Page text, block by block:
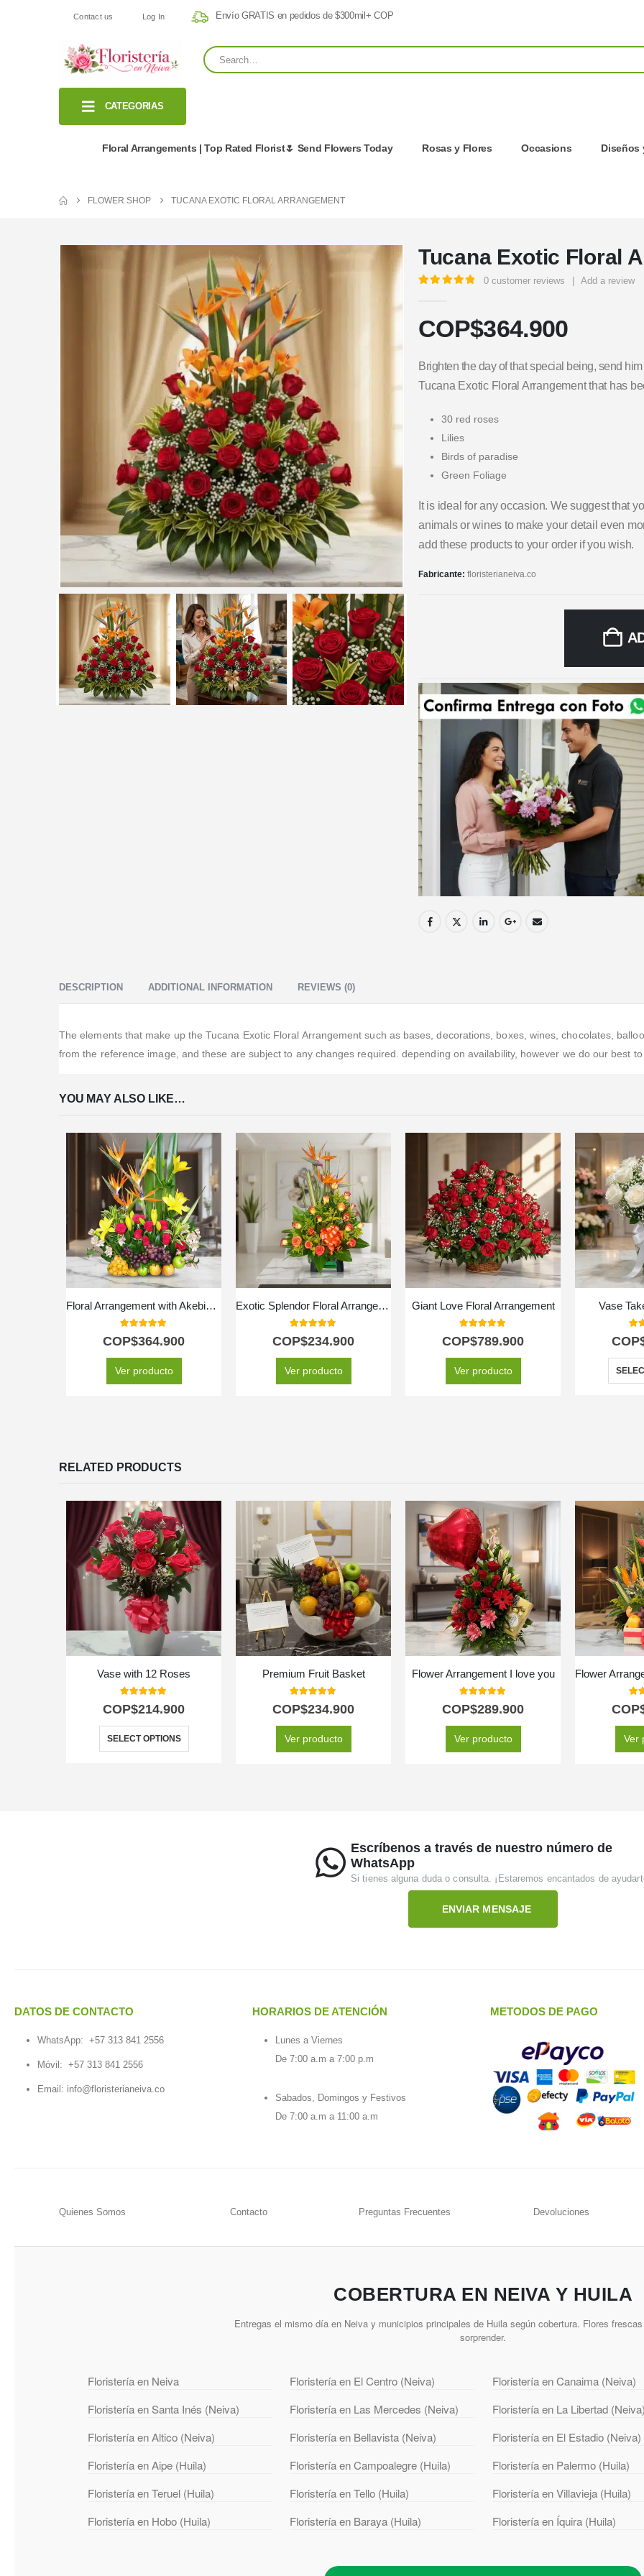
Contact us Log In Envío GRATIS en pedidos de $300mil+ COP
CATEGORIAS
Floral Arrangements | Top Rated Florist🌷 Send Flowers Today Rosas y Flores Occasions Diseños
FLOWER SHOP TUCANA EXOTIC FLORAL ARRANGEMENT
Tucana Exotic Floral
0 customer reviews Add a review
COP$364.900
Brighten the day of that special being, send
Tucana Exotic Floral Arrangement that has
30 red roses
Lilies
Birds of paradise
Green Foliage
It is ideal for any occasion. We suggest that
animals or wines to make your detail even
add these products to your order if you wish.
Fabricante: floristerianeiva.co
DESCRIPTION ADDITIONAL INFORMATION REVIEWS (0)
The elements that make up the Tucana Exotic Floral Arrangement such as bases, decorations, boxes, wines, chocolates,
from the reference image, and these are subject to any changes required. depending on availability, however we do our best
YOU MAY ALSO LIKE…
Floral Arrangement with Akebia Fruits
5.00
COP$364.900
Ver producto
Exotic Splendor Floral Arrangement
5.00
COP$234.900
Ver producto
Giant Love Floral Arrangement
5.00
COP$789.900
Ver producto
Vase
5.00
RELATED PRODUCTS
Vase with 12 Roses
5.00
COP$214.900
SELECT OPTIONS
Premium Fruit Basket
5.00
COP$234.900
Ver producto
Flower Arrangement I love you
5.00
COP$289.900
Ver producto
5.00
Ver
Escríbenos a través de nuestro número de
WhatsApp
Si tienes alguna duda o consulta. ¡Estaremos encantados de
ENVIAR MENSAJE
DATOS DE CONTACTO
WhatsApp: +57 313 841 2556
Móvil: +57 313 841 2556
Email: info@floristerianeiva.co
HORARIOS DE ATENCIÓN
Lunes a Viernes
De 7:00 a.m a 7:00 p.m
Sabados, Domingos y Festivos
De 7:00 a.m a 11:00 a.m
METODOS DE PAGO
Quienes Somos Contacto Preguntas Frecuentes Devoluciones
COBERTURA EN NEIVA Y HUILA
Entregas el mismo día en Neiva y municipios principales de Huila según cobertura. Flores
sorprender.
Floristería en Neiva Floristería en El Centro (Neiva) Floristería en Canaima (Neiva)
Floristería en Santa Inés (Neiva)
Floristería en Las Mercedes (Neiva) Floristería en La Libertad (Neiva)
Floristería en Altico (Neiva)
Floristería en Bellavista (Neiva) Floristería en El Estadio (Neiva)
Floristería en Aipe (Huila)
Floristería en Campoalegre (Huila) Floristería en Palermo (Huila)
Floristería en Teruel (Huila)
Floristería en Tello (Huila) Floristería en Villavieja (Huila)
Floristería en Hobo (Huila)
Floristería en Baraya (Huila) Floristería en Íquira (Huila)